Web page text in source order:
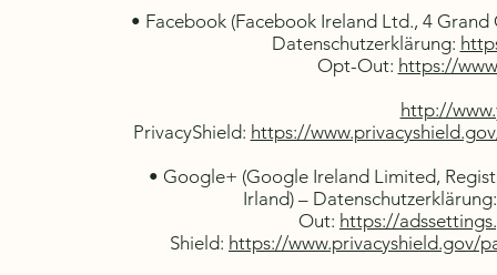
• Facebook (Facebook Ireland Ltd., 4
Datenschutzerklärung:
Opt-Out: https://
http://
PrivacyShield: https://
• Google+ (Google Ireland Limited,
Irland) –
Out: https://
Shield: https://www.privacyshield.gov/